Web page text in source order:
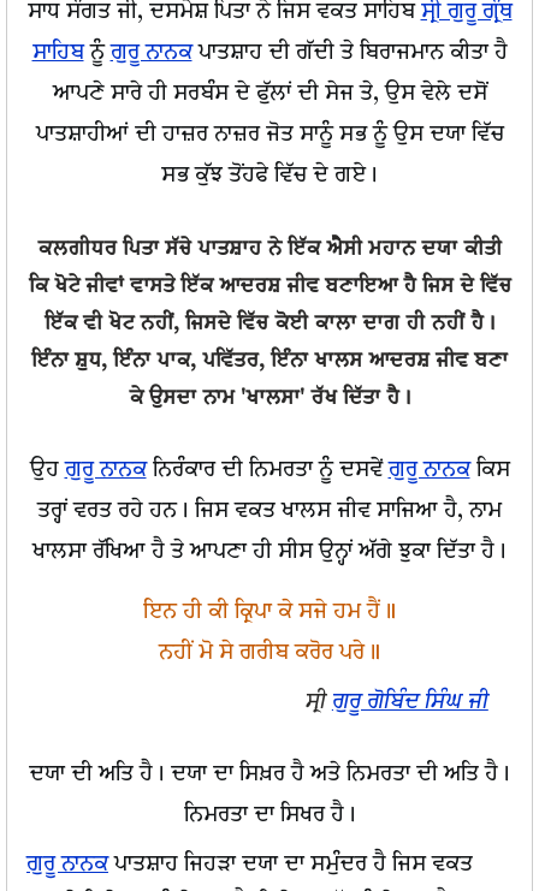
ਸਾਧ ਸੰਗਤ ਜੀ, ਦਸਮੇਸ਼ ਪਿਤਾ ਨੇ ਜਿਸ ਵਕਤ ਸਾਹਿਬ ਸ੍ਰੀ ਗੁਰੂ ਗ੍ਰੰਥ
ਸਾਹਿਬਨੂੰਗੁਰੂ ਨਾਨਕਪਾਤਸ਼ਾਹ ਦੀ ਗੱਦੀ ਤੇ ਬਿਰਾਜਮਾਨ ਕੀਤਾ ਹੈ
ਆਪਣੇ ਸਾਰੇ ਹੀ ਸਰਬੰਸ ਦੇ ਫੁੱਲਾਂ ਦੀ ਸੇਜ ਤੇ, ਉਸ ਵੇਲੇ ਦਸੋਂ
ਪਾਤਸ਼ਾਹੀਆਂ ਦੀ ਹਾਜ਼ਰ ਨਾਜ਼ਰ ਜੋਤ ਸਾਨੂੰ ਸਭ ਨੂੰ ਉਸ ਦਯਾ ਵਿੱਚ
ਸਭ ਕੁੱਝ ਤੋਂਹਫੇ ਵਿੱਚ ਦੇ ਗਏ।
ਕਲਗੀਧਰ ਪਿਤਾ ਸੱਚੇ ਪਾਤਸ਼ਾਹ ਨੇ ਇੱਕ ਐੋਸੀ ਮਹਾਨ ਦਯਾ ਕੀਤੀ
ਕਿ ਖੋਟੇ ਜੀਵਾਂ ਵਾਸਤੇ ਇੱਕ ਆਦਰਸ਼ ਜੀਵ ਬਣਾਇਆ ਹੈ ਜਿਸ ਦੇ ਵਿੱਚ
ਇੱਕ ਵੀ ਖੋਟ ਨਹੀਂ, ਜਿਸਦੇ ਵਿੱਚ ਕੋਈ ਕਾਲਾ ਦਾਗ ਹੀ ਨਹੀਂ ਹੈ।
ਇੰਨਾ ਸ਼ੁਧ, ਇੰਨਾ ਪਾਕ, ਪਵਿੱਤਰ, ਇੰਨਾ ਖਾਲਸ ਆਦਰਸ਼ ਜੀਵ ਬਣਾ
ਕੇ ਉਸਦਾ ਨਾਮ 'ਖਾਲਸਾ' ਰੱਖ ਦਿੱਤਾ ਹੈ।
ਉਹਗੁਰੂ ਨਾਨਕਨਿਰੰਕਾਰ ਦੀ ਨਿਮਰਤਾ ਨੂੰ ਦਸਵੇਂਗੁਰੂ ਨਾਨਕਕਿਸ
ਤਰ੍ਹਾਂ ਵਰਤ ਰਹੇ ਹਨ। ਜਿਸ ਵਕਤ ਖਾਲਸ ਜੀਵ ਸਾਜਿਆ ਹੈ, ਨਾਮ
ਖਾਲਸਾ ਰੱਖਿਆ ਹੈ ਤੇ ਆਪਣਾ ਹੀ ਸੀਸ ਉਨ੍ਹਾਂ ਅੱਗੇ ਝੁਕਾ ਦਿੱਤਾ ਹੈ।
ਇਨ ਹੀ ਕੀ ਕ੍ਰਿਪਾ ਕੇ ਸਜੇ ਹਮ ਹੈਂ॥
ਨਹੀਂ ਮੋ ਸੇ ਗਰੀਬ ਕਰੋਰ ਪਰੇ॥
ਸ੍ਰੀ ਗੁਰੂ ਗੋਬਿੰਦ ਸਿੰਘ ਜੀ
ਦਯਾ ਦੀ ਅਤਿ ਹੈ। ਦਯਾ ਦਾ ਸਿਖ਼ਰ ਹੈ ਅਤੇ ਨਿਮਰਤਾ ਦੀ ਅਤਿ ਹੈ।
ਨਿਮਰਤਾ ਦਾ ਸਿਖਰ ਹੈ।
ਗੁਰੂ ਨਾਨਕਪਾਤਸ਼ਾਹ ਜਿਹੜਾ ਦਯਾ ਦਾ ਸਮੁੰਦਰ ਹੈ ਜਿਸ ਵਕਤ